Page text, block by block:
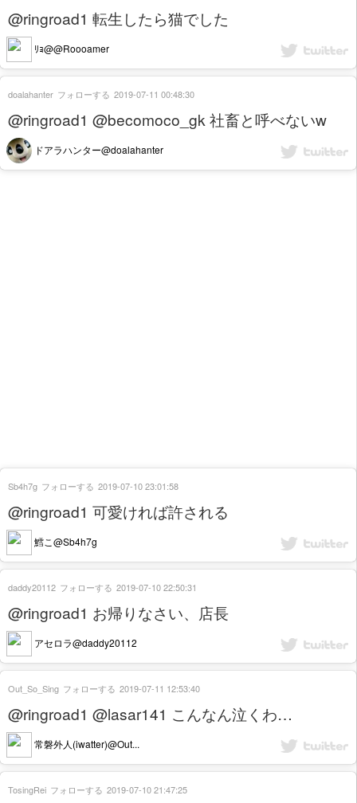
@ringroad1 転生したら猫でした
ﾘｮ@@Roooamer
@ringroad1 @becomoco_gk 社畜と呼べないw
ドアラハンター@doalahanter
doalahanter フォローする 2019-07-11 00:48:30
@ringroad1 可愛ければ許される
鱈こ@Sb4h7g
Sb4h7g フォローする 2019-07-10 23:01:58
@ringroad1 お帰りなさい、店長
アセロラ@daddy20112
daddy20112 フォローする 2019-07-10 22:50:31
@ringroad1 @lasar141 こんなん泣くわ…
常磐外人(iwatter)@Out...
Out_So_Sing フォローする 2019-07-11 12:53:40
TosingRei フォローする 2019-07-10 21:47:25